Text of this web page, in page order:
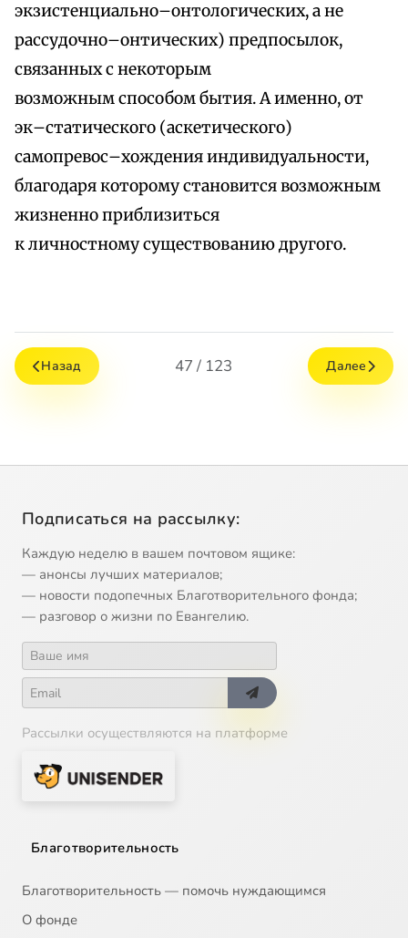
экзистенциально–онтологических, а не
рассудочно–онтических) предпосылок,
связанных с некоторым
возможным способом бытия. А именно, от
эк–статического (аскетического)
самопревос–хождения индивидуальности,
благодаря которому становится возможным
жизненно приблизиться
к личностному существованию другого.
Назад 47 / 123 Далее
Подписаться на рассылку:
Каждую неделю в вашем почтовом ящике:
— анонсы лучших материалов;
— новости подопечных Благотворительного фонда;
— разговор о жизни по Евангелию.
Рассылки осуществляются на платформе
Благотворительность
Благотворительность — помочь нуждающимся
О фонде